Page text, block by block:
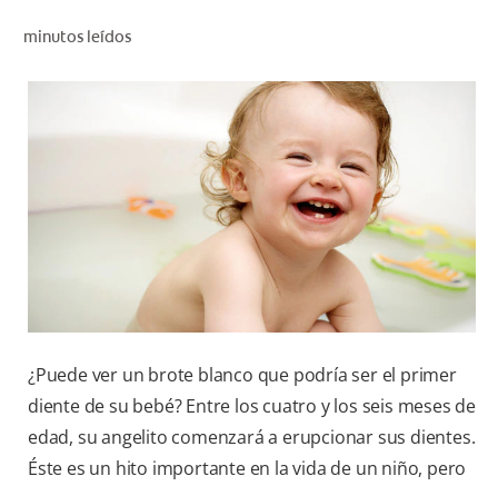
PARA PROFESIONALES
SUSCRIBITE
minutos leídos
¿Puede ver un brote blanco que podría ser el primer
diente de su bebé? Entre los cuatro y los seis meses de
edad, su angelito comenzará a erupcionar sus dientes.
Éste es un hito importante en la vida de un niño, pero